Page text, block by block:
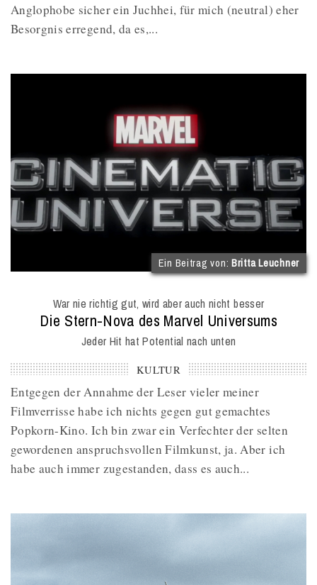
Anglophobe sicher ein Juchhei, für mich (neutral) eher
Besorgnis erregend, da es,...
Ein Beitrag von:Britta Leuchner
War nie richtig gut, wird aber auch nicht besser
:
Die Stern-Nova des Marvel Universums
Jeder Hit hat Potential nach unten
KULTUR
Entgegen der Annahme der Leser vieler meiner
Filmverrisse habe ich nichts gegen gut gemachtes
Popkorn-Kino. Ich bin zwar ein Verfechter der selten
gewordenen anspruchsvollen Filmkunst, ja. Aber ich
habe auch immer zugestanden, dass es auch...